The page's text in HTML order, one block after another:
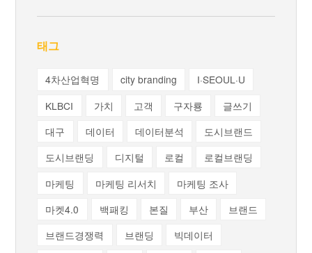
태그
4차산업혁명 city branding
I·SEOUL·U
KLBCI
가치 고객 구자룡
글쓰기
대구
데이터 데이터분석
도시브랜드
도시브랜딩
디지털 로컬
로컬브랜딩
마케팅
마케팅 리서치
마케팅 조사
마켓4.0
백패킹 본질 부산
브랜드
브랜드경쟁력
브랜딩
빅데이터